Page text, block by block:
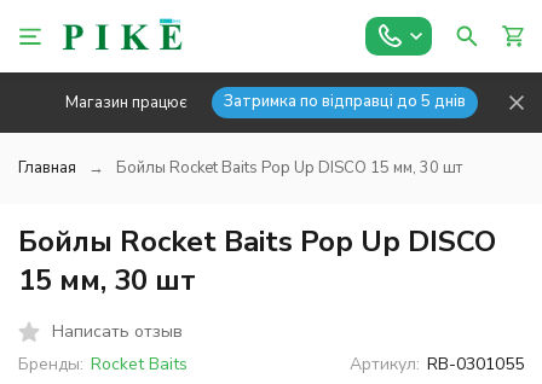
Магазин працює Затримка по відправці до 5 днів
Главная Бойлы Rocket Baits Pop Up DISCO 15 мм, 30 шт
Бойлы Rocket Baits Pop Up DISCO
15 мм, 30 шт
Написать отзыв
Бренды: Rocket Baits Артикул: RB-0301055